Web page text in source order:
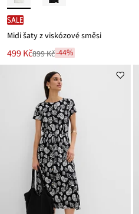
SALE
Midi šaty z viskózové směsi
Nová
cena
499 Kč
Zlevněno899 Kč-44%